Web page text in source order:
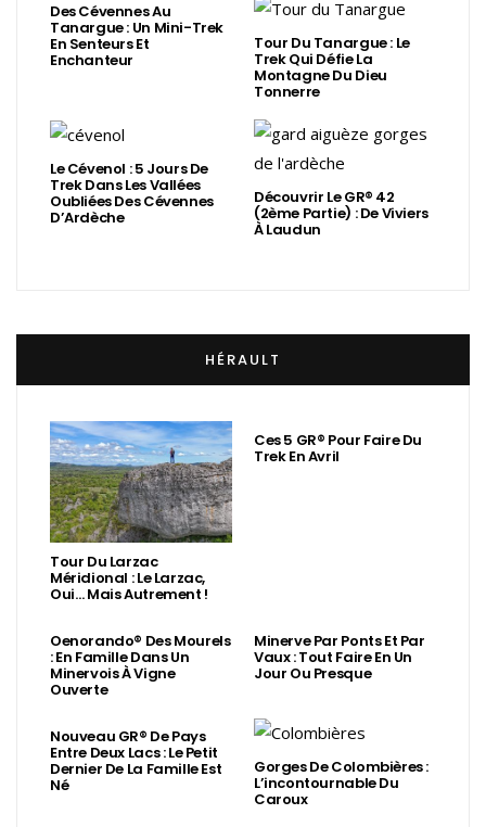
Des Cévennes Au
Tanargue : Un Mini-Trek
En Senteurs Et
Enchanteur
Tour Du Tanargue : Le
Trek Qui Défie La
Montagne Du Dieu
Tonnerre
Le Cévenol : 5 Jours De
Trek Dans Les Vallées
Oubliées Des Cévennes
D’Ardèche
Découvrir Le GR® 42
(2ème Partie) : De Viviers
À Laudun
HÉRAULT
Tour Du Larzac
Méridional : Le Larzac,
Oui… Mais Autrement !
Ces 5 GR® Pour Faire Du
Trek En Avril
Oenorando® Des Mourels
: En Famille Dans Un
Minervois À Vigne
Ouverte
Minerve Par Ponts Et Par
Vaux : Tout Faire En Un
Jour Ou Presque
Nouveau GR® De Pays
Entre Deux Lacs : Le Petit
Dernier De La Famille Est
Né
Gorges De Colombières :
L’incontournable Du
Caroux